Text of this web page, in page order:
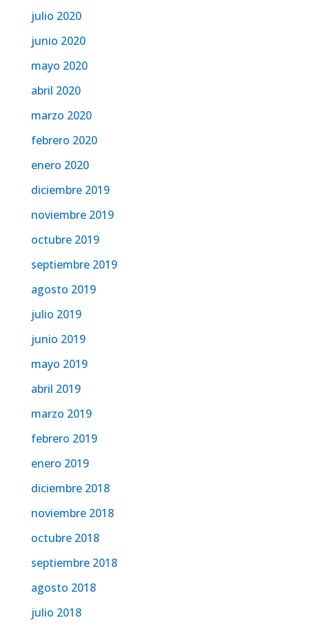
julio 2020
junio 2020
mayo 2020
abril 2020
marzo 2020
febrero 2020
enero 2020
diciembre 2019
noviembre 2019
octubre 2019
septiembre 2019
agosto 2019
julio 2019
junio 2019
mayo 2019
abril 2019
marzo 2019
febrero 2019
enero 2019
diciembre 2018
noviembre 2018
octubre 2018
septiembre 2018
agosto 2018
julio 2018